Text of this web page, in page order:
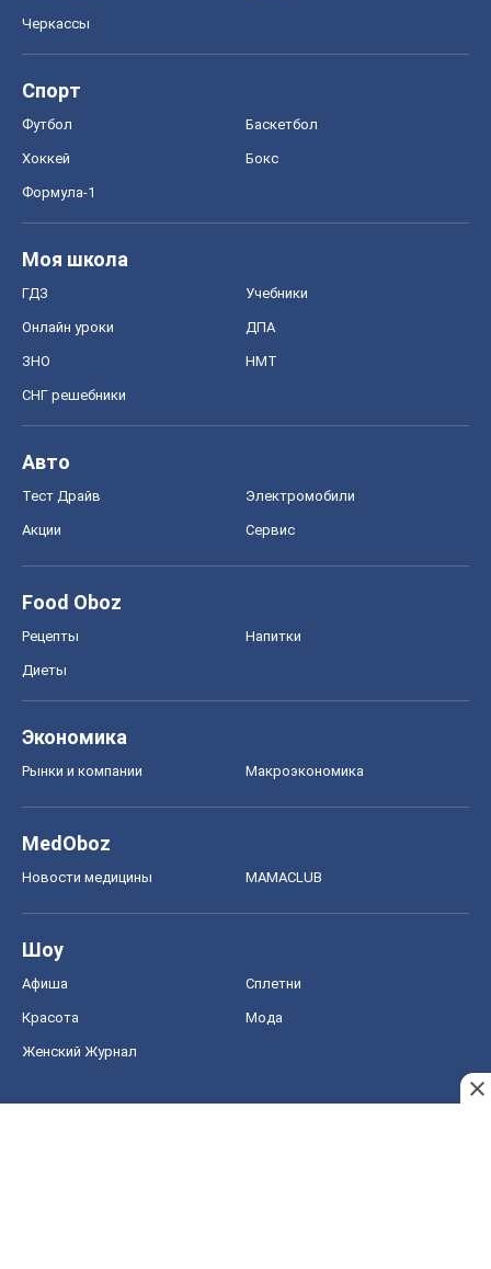
Черкассы
Спорт
Футбол Баскетбол
Хоккей Бокс
Формула-1
Моя школа
ГДЗ Учебники
Онлайн уроки ДПА
ЗНО НМТ
СНГ решебники
Авто
Тест Драйв Электромобили
Акции Сервис
Food Oboz
Рецепты Напитки
Диеты
Экономика
Рынки и компании Mакроэкономика
MedOboz
Новости медицины MAMACLUB
Шоу
Афиша Сплетни
Красота Мода
Женский Журнал